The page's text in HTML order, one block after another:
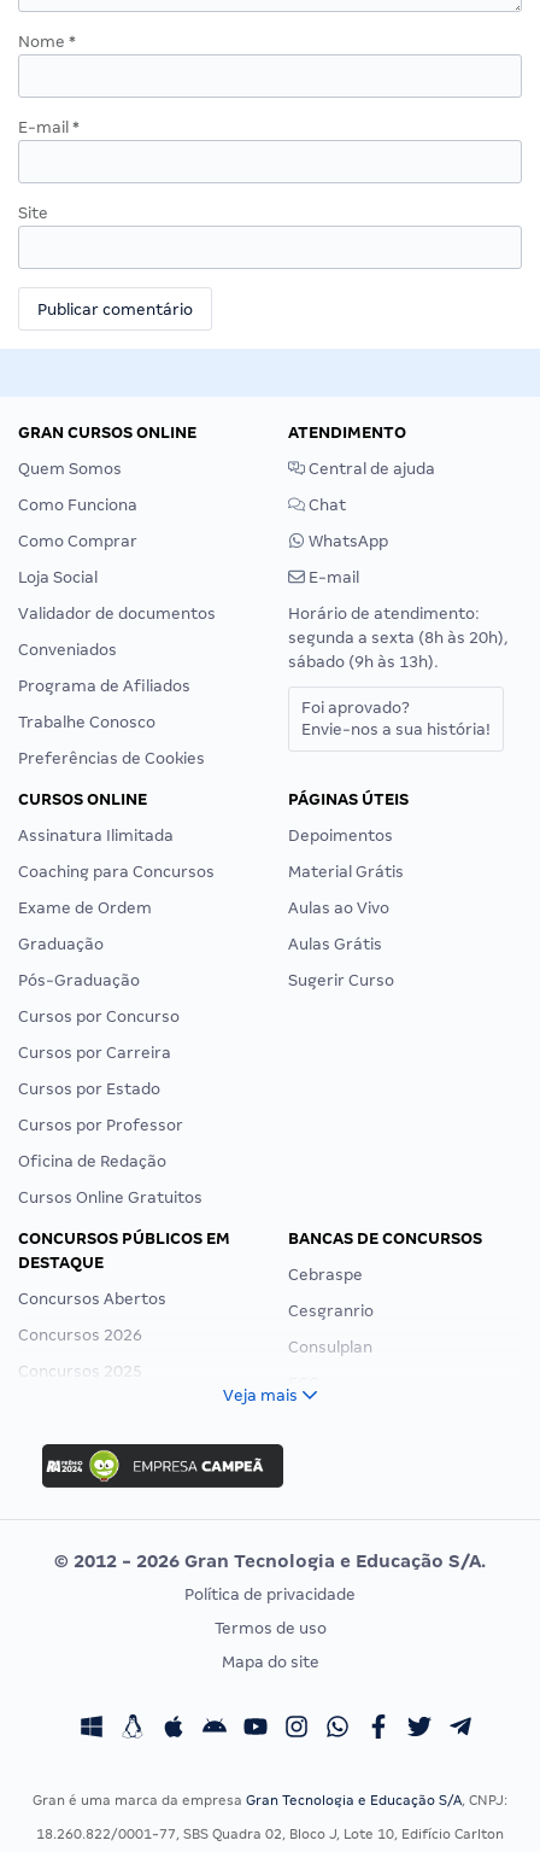
Nome *
E-mail *
Site
GRAN CURSOS ONLINE
Quem Somos
Como Funciona
Como Comprar
Loja Social
Validador de documentos
Conveniados
Programa de Afiliados
Trabalhe Conosco
Preferências de Cookies
ATENDIMENTO
Central de ajuda
Chat
WhatsApp
E-mail
Horário de atendimento:
segunda a sexta (8h às 20h),
sábado (9h às 13h).
Foi aprovado?
Envie-nos a sua história!
CURSOS ONLINE
Assinatura Ilimitada
Coaching para Concursos
Exame de Ordem
Graduação
Pós-Graduação
Cursos por Concurso
Cursos por Carreira
Cursos por Estado
Cursos por Professor
Oficina de Redação
Cursos Online Gratuitos
PÁGINAS ÚTEIS
Depoimentos
Material Grátis
Aulas ao Vivo
Aulas Grátis
Sugerir Curso
CONCURSOS PÚBLICOS EM
DESTAQUE
Concursos Abertos
Concursos 2026
Concursos 2025
Concurso Ibama
Concurso MPU
Editais publicados
BANCAS DE CONCURSOS
Cebraspe
Cesgranrio
Consulplan
Vunesp
CONCURSOS POR PROFISSÃO
Concursos Fiscais
EXAME DE ORDEM
Calendário OAB
Veja mais
© 2012 - 2026 Gran Tecnologia e Educação S/A.
Política de privacidade
Termos de uso
Mapa do site
Gran é uma marca da empresa Gran Tecnologia e Educação S/A, CNPJ:
18.260.822/0001-77, SBS Quadra 02, Bloco J, Lote 10, Edifício Carlton